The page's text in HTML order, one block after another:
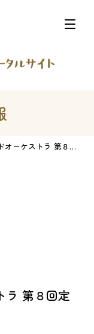
ストラ 第８回定期演奏会
ラ 第８回定